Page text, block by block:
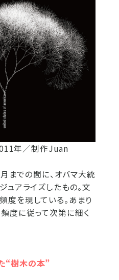
年／制作Juan
までの間に、オバマ大統
アライズしたもの。文
度を現している。あまり
度に従って次第に細く
“樹木の本”